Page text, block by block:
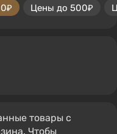
Цены до 500₽
товары с
Чтобы